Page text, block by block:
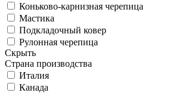
Коньково-карнизная черепица
Мастика
Подкладочный ковер
Рулонная черепица
Скрыть
Страна производства
Италия
Канада